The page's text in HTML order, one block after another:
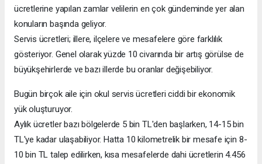
ücretlerine yapılan zamlar velilerin en çok gündeminde yer alan
konuların başında geliyor.
Servis ücretleri; illere, ilçelere ve mesafelere göre farklılık
gösteriyor. Genel olarak yüzde 10 civarında bir artış görülse de
büyükşehirlerde ve bazı illerde bu oranlar değişebiliyor.
Bugün birçok aile için okul servis ücretleri ciddi bir ekonomik
yük oluşturuyor.
Aylık ücretler bazı bölgelerde 5 bin TL'den başlarken, 14-15 bin
TL'ye kadar ulaşabiliyor. Hatta 10 kilometrelik bir mesafe için 8-
10 bin TL talep edilirken, kısa mesafelerde dahi ücretlerin 4.456